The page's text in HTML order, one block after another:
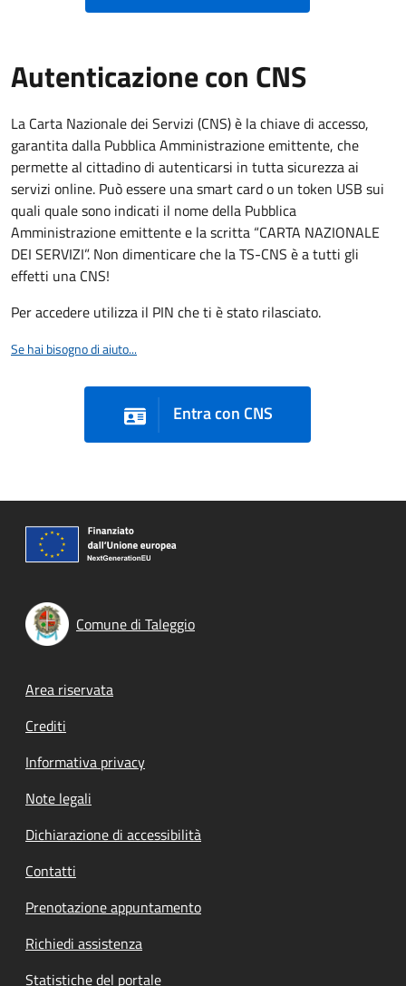
Autenticazione con CNS
La Carta Nazionale dei Servizi (CNS) è la chiave di accesso,
garantita dalla Pubblica Amministrazione emittente, che
permette al cittadino di autenticarsi in tutta sicurezza ai
servizi online. Può essere una smart card o un token USB sui
quali quale sono indicati il nome della Pubblica
Amministrazione emittente e la scritta “CARTA NAZIONALE
DEI SERVIZI”. Non dimenticare che la TS-CNS è a tutti gli
effetti una CNS!
Per accedere utilizza il PIN che ti è stato rilasciato.
Se hai bisogno di aiuto...
Entra con CNS
Comune di Taleggio
Footer menu
Area riservata
Crediti
Informativa privacy
Note legali
Dichiarazione di accessibilità
Contatti
Prenotazione appuntamento
Richiedi assistenza
Statistiche del portale